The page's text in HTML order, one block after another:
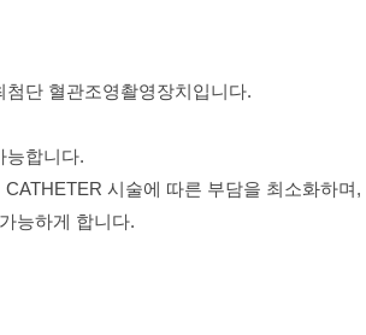
단 혈관조영촬영장치입니다.
능합니다.
시술에 따른 부담을 최소화하며,
능하게 합니다.